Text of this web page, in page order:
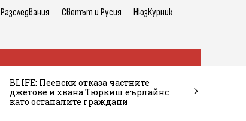
Разследвания Светът и Русия НюзКурник
BLIFE: Пеевски отказа частните
джетове и хвана Тюркиш еърлайнс
като останалите граждани